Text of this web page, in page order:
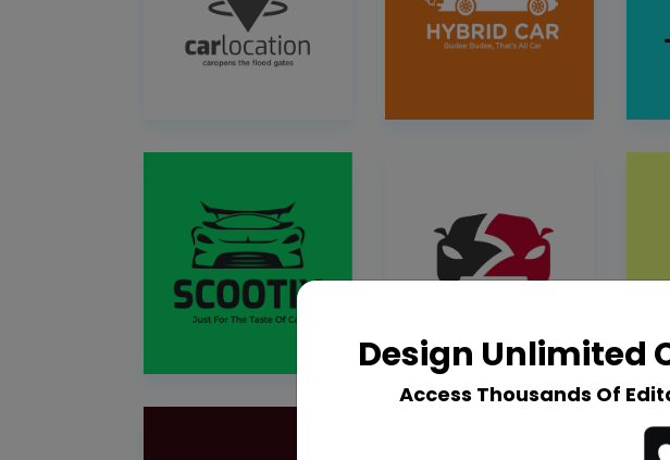
Design Unlimited
Access Thousands Of